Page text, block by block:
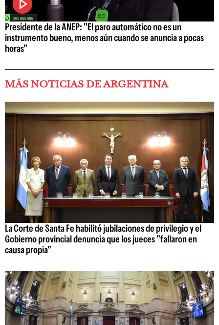
Presidente de la ANEP: "El paro automático no es un
instrumento bueno, menos aún cuando se anuncia a pocas
horas"
MÁS NOTICIAS DE ARGENTINA
La Corte de Santa Fe habilitó jubilaciones de privilegio y el
Gobierno provincial denuncia que los jueces "fallaron en
causa propia"